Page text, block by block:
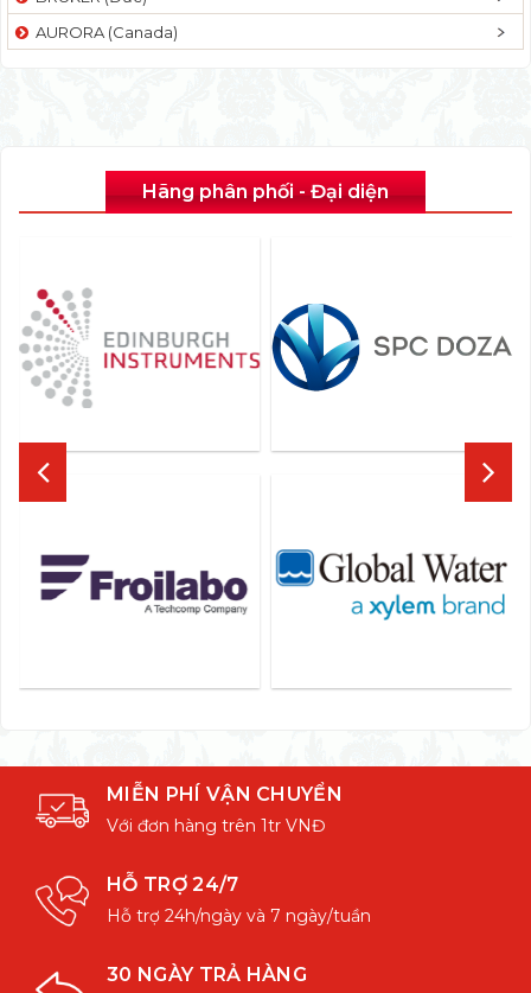
AURORA (Canada)
Hãng phân phối - Đại diện
MIỄN PHÍ VẬN CHUYỂN
Với đơn hàng trên 1tr VNĐ
HỖ TRỢ 24/7
Hỗ trợ 24h/ngày và 7 ngày/tuần
30 NGÀY TRẢ HÀNG